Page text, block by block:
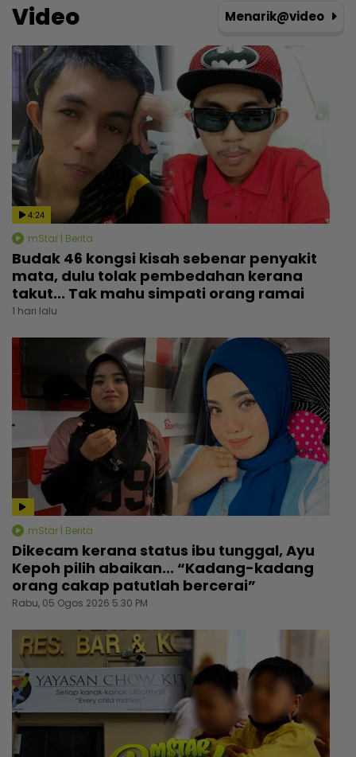
Video Menarik@video
4:24
mStar | Berita
Budak 46 kongsi kisah sebenar penyakit
mata, dulu tolak pembedahan kerana
takut... Tak mahu simpati orang ramai
1 hari lalu
mStar | Berita
Dikecam kerana status ibu tunggal, Ayu
Kepoh pilih abaikan... “Kadang-kadang
orang cakap patutlah bercerai”
Rabu, 05 Ogos 2026 5:30 PM